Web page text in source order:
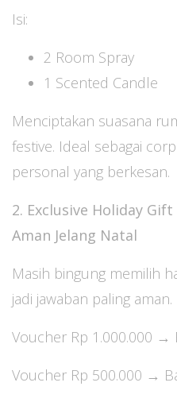
Isi:
2 Room Spray
1 Scented Candle
Menciptakan suasana
festive. Ideal sebagai
personal yang berkesan.
2. Exclusive Holiday
Aman Jelang Natal
Masih bingung memilih
jadi jawaban paling aman.
Voucher Rp 1.000.000 →
Voucher Rp 500.000 →